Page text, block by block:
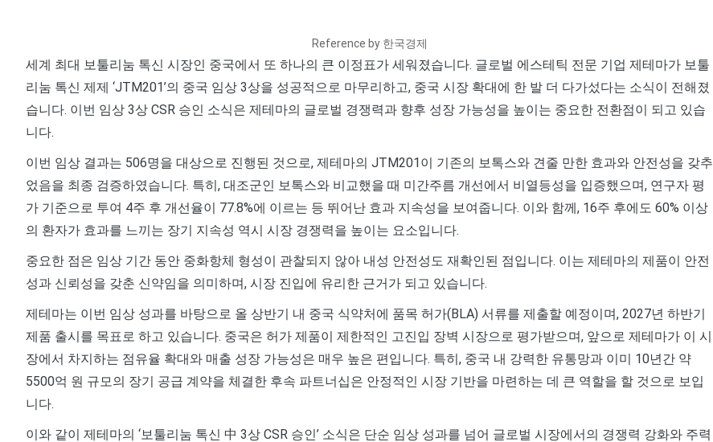
Reference by 한국경제
세계 최대 보툴리눔 톡신 시장인 중국에서 또 하나의 큰 이정표가 세워졌습니다. 글로벌 에스테틱 전문 기업 제테마가 보툴
리눔 톡신 제제 ‘JTM201’의 중국 임상 3상을 성공적으로 마무리하고, 중국 시장 확대에 한 발 더 다가섰다는 소식이 전해졌
습니다. 이번 임상 3상 CSR 승인 소식은 제테마의 글로벌 경쟁력과 향후 성장 가능성을 높이는 중요한 전환점이 되고 있습
니다.
이번 임상 결과는 506명을 대상으로 진행된 것으로, 제테마의 JTM201이 기존의 보톡스와 견줄 만한 효과와 안전성을 갖추
었음을 최종 검증하였습니다. 특히, 대조군인 보톡스와 비교했을 때 미간주름 개선에서 비열등성을 입증했으며, 연구자 평
가 기준으로 투여 4주 후 개선율이 77.8%에 이르는 등 뛰어난 효과 지속성을 보여줍니다. 이와 함께, 16주 후에도 60% 이상
의 환자가 효과를 느끼는 장기 지속성 역시 시장 경쟁력을 높이는 요소입니다.
중요한 점은 임상 기간 동안 중화항체 형성이 관찰되지 않아 내성 안전성도 재확인된 점입니다. 이는 제테마의 제품이 안전
성과 신뢰성을 갖춘 신약임을 의미하며, 시장 진입에 유리한 근거가 되고 있습니다.
제테마는 이번 임상 성과를 바탕으로 올 상반기 내 중국 식약처에 품목 허가(BLA) 서류를 제출할 예정이며, 2027년 하반기
제품 출시를 목표로 하고 있습니다. 중국은 허가 제품이 제한적인 고진입 장벽 시장으로 평가받으며, 앞으로 제테마가 이 시
장에서 차지하는 점유율 확대와 매출 성장 가능성은 매우 높은 편입니다. 특히, 중국 내 강력한 유통망과 이미 10년간 약
5500억 원 규모의 장기 공급 계약을 체결한 후속 파트너십은 안정적인 시장 기반을 마련하는 데 큰 역할을 할 것으로 보입
니다.
이와 같이 제테마의 ‘보툴리눔 톡신 中 3상 CSR 승인’ 소식은 단순 임상 성과를 넘어 글로벌 시장에서의 경쟁력 강화와 주력